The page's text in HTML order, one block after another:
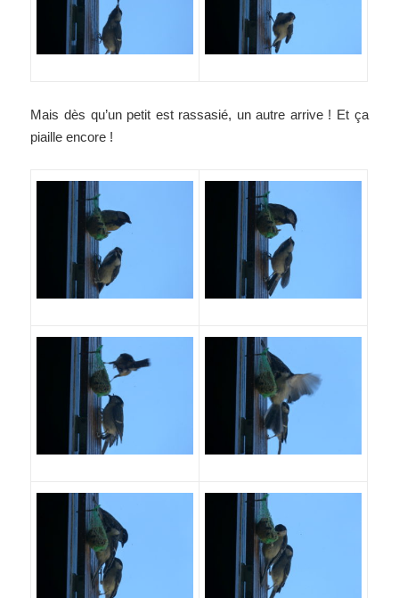
Mais dès qu’un petit est rassasié, un autre arrive ! Et ça
piaille encore !